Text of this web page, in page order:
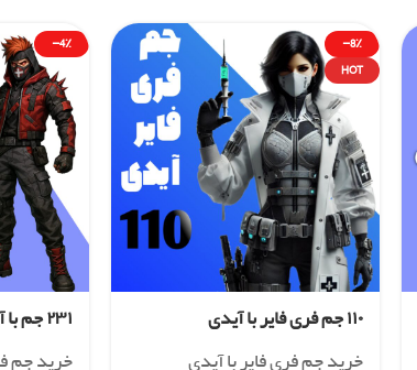
-8%
HOT
۱۱۰ جم فری فایر با آیدی
خرید جم فری فایر با آیدی
-4%
۲۳۱ جم با آیدی
خرید جم